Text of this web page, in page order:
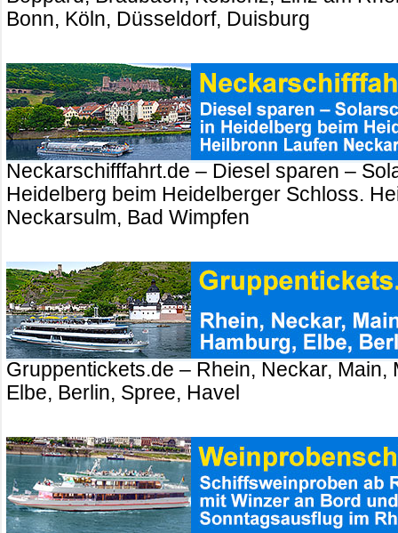
Bonn, Köln, Düsseldorf, Duisburg
Neckarschifffahrt.de – Diesel sparen –
Heidelberg beim Heidelberger Schloss.
Neckarsulm, Bad Wimpfen
Gruppentickets.de – Rhein, Neckar, Main,
Elbe, Berlin, Spree, Havel